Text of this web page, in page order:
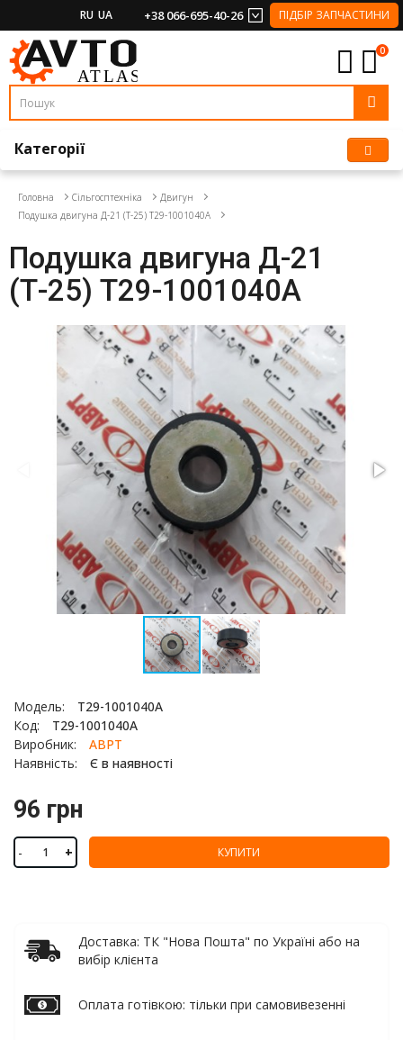
RU UA +38 066-695-40-26 ПІДБІР ЗАПЧАСТИНИ
0
Категорії
Головна Сільгосптехніка
Двигун
Подушка двигуна Д-21 (Т-25) Т29-1001040А
Подушка двигуна Д-21
(Т-25) Т29-1001040А
Модель:
Т29-1001040А
Код:
Т29-1001040А
Виробник:
АВРТ
Наявність:
Є в наявності
96 грн
- + КУПИТИ
Доставка: ТК "Нова Пошта" по Україні або на
вибір клієнта
Оплата готівкою: тільки при самовивезенні